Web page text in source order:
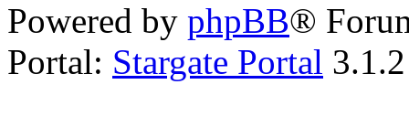
Powered by phpBB®
Portal: Stargate Portal